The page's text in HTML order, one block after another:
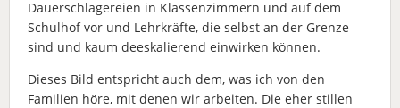
Dauerschlägereien in Klassenzimmern und auf dem
Schulhof vor und Lehrkräfte, die selbst an der Grenze
sind und kaum deeskalierend einwirken können.
Dieses Bild entspricht auch dem, was ich von den
Familien höre, mit denen wir arbeiten. Die eher stillen